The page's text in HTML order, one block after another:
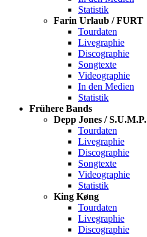
Statistik
Farin Urlaub / FURT
Tourdaten
Livegraphie
Discographie
Songtexte
Videographie
In den Medien
Statistik
Frühere Bands
Depp Jones / S.U.M.P.
Tourdaten
Livegraphie
Discographie
Songtexte
Videographie
Statistik
King Køng
Tourdaten
Livegraphie
Discographie